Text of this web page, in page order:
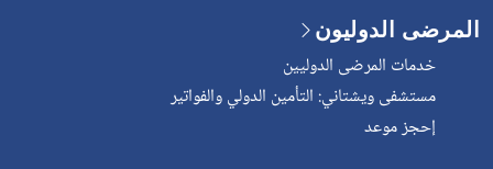
الدوليون
خدمات المرضى الدوليين
مستشفى ويشتاني: التأمين الدولي والفواتير
إحجز موعد